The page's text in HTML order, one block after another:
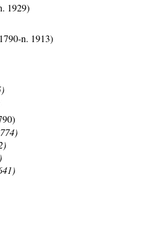
1929)
n. 1913)